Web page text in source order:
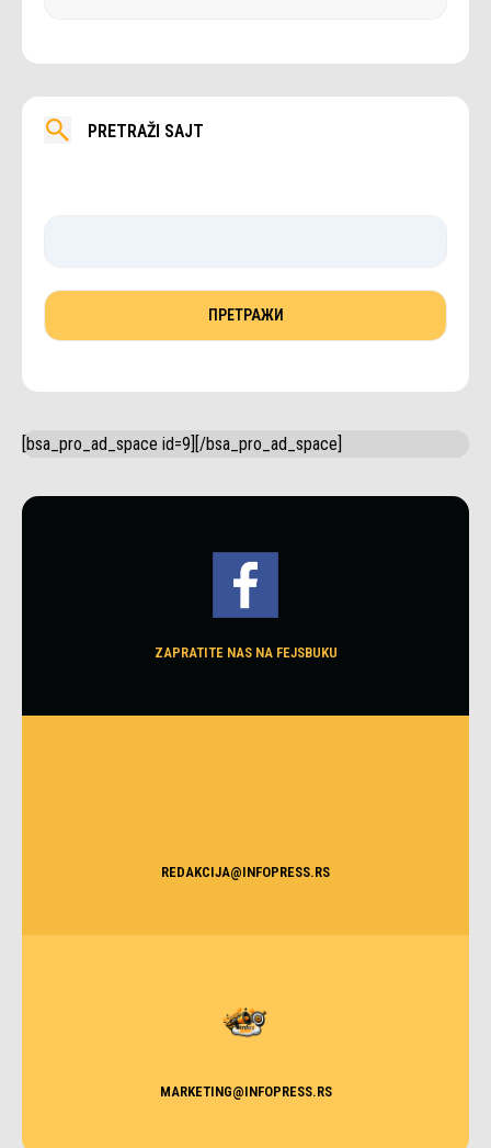
PRETRAŽI SAJT
[bsa_pro_ad_space id=9][/bsa_pro_ad_space]
ZAPRATITE NAS NA FEJSBUKU
REDAKCIJA@INFOPRESS.RS
MARKETING@INFOPRESS.RS